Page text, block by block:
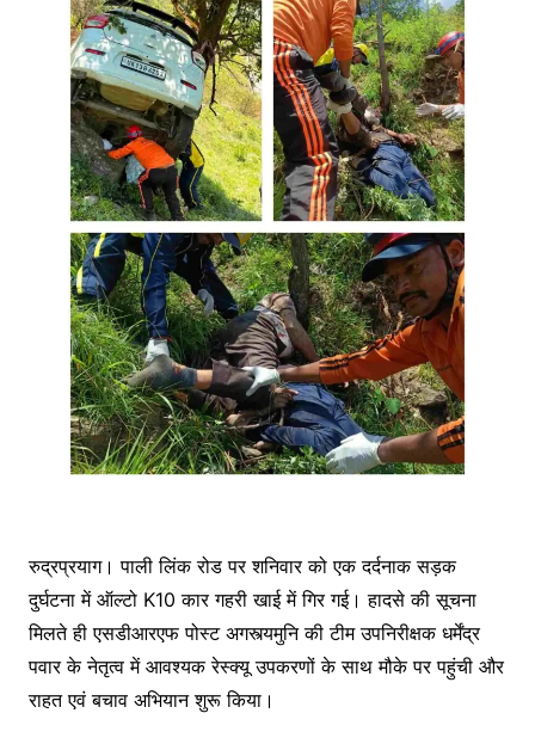
रुद्रप्रयाग। पाली लिंक रोड पर शनिवार को एक दर्दनाक सड़क
दुर्घटना में ऑल्टो K10 कार गहरी खाई में गिर गई। हादसे की सूचना
मिलते ही एसडीआरएफ पोस्ट अगस्त्यमुनि की टीम उपनिरीक्षक धर्मेंद्र
पवार के नेतृत्व में आवश्यक रेस्क्यू उपकरणों के साथ मौके पर पहुंची और
राहत एवं बचाव अभियान शुरू किया।